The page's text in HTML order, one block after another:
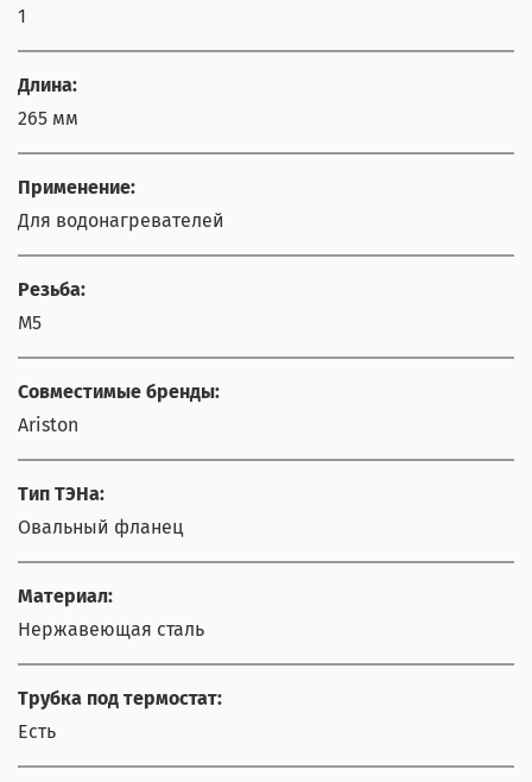
1
Длина:
265 мм
Применение:
Для водонагревателей
Резьба:
М5
Совместимые бренды:
Ariston
Тип ТЭНа:
Овальный фланец
Материал:
Нержавеющая сталь
Трубка под термостат:
Есть